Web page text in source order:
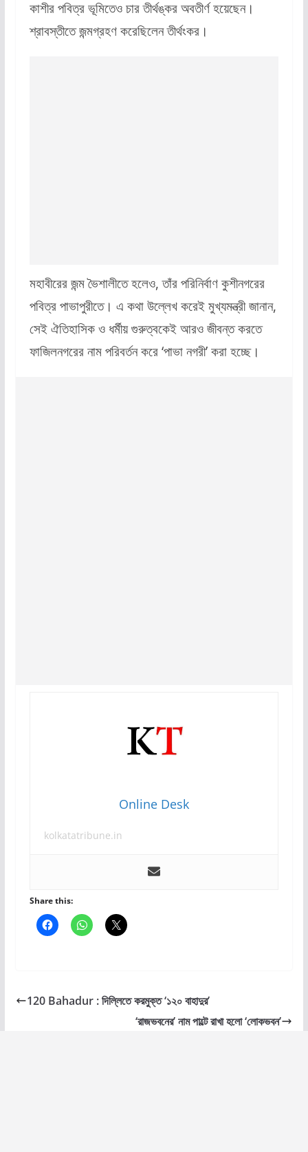
কাশীর পবিত্র ভূমিতেও চার তীর্থঙ্কর অবতীর্ণ হয়েছেন।
শ্রাবস্তীতে জন্মগ্রহণ করেছিলেন তীর্থংকর।
মহাবীরের জন্ম ভৈশালীতে হলেও, তাঁর পরিনির্বাণ কুশীনগরের
পবিত্র পাভাপুরীতে। এ কথা উল্লেখ করেই মুখ্যমন্ত্রী জানান,
সেই ঐতিহাসিক ও ধর্মীয় গুরুত্বকেই আরও জীবন্ত করতে
ফাজিলনগরের নাম পরিবর্তন করে ‘পাভা নগরী’ করা হচ্ছে।
Online Desk
kolkatatribune.in
Share this:
120 Bahadur : দিল্লিতে করমুক্ত ‘১২০ বাহাদুর’
‘রাজভবনের’ নাম পাল্টে রাখা হলো ‘লোকভবন’